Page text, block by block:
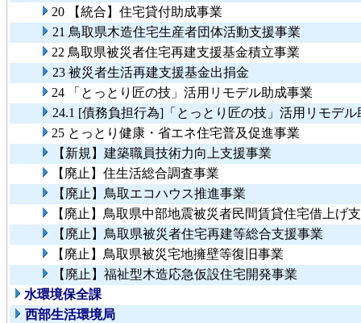
20 【統合】住宅貸付助成事業
21 鳥取県木造住宅生産者団体活動支援事業
22 鳥取県被災者住宅再建支援基金積立事業
23 被災者生活再建支援基金出捐金
24 「とっとり匠の技」活用リモデル助成事業
24.1 [債務負担行為]「とっとり匠の技」活用リモデル
25 とっとり健康・省エネ住宅普及促進事業
【新規】建築職員技術力向上支援事業
【廃止】住生活総合調査事業
【廃止】鳥取エコハウス推進事業
【廃止】鳥取県中部地震被災者民間賃貸住宅借上げ
【廃止】鳥取県被災者住宅再建等総合支援事業
【廃止】鳥取県被災宅地擁壁等復旧事業
【廃止】福祉型木造応急仮設住宅開発事業
水環境保全課
西部生活環境局